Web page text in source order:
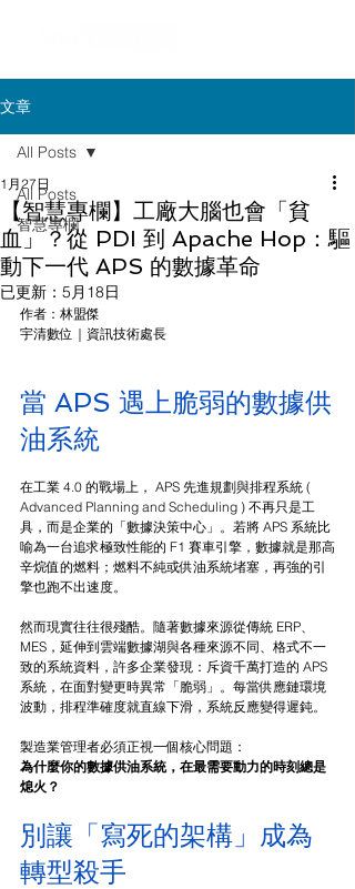
文章
All Posts
智慧專欄
All Posts
【智慧專欄】工廠大腦也會「貧
血」？從 PDI 到 Apache Hop：驅
動下一代 APS 的數據革命
1月27日
已更新： 5月18日
作者：林盟傑
宇清數位｜資訊技術處長
當 APS 遇上脆弱的數據供
油系統
在工業 4.0 的戰場上， APS 先進規劃與排程系統 (
Advanced Planning and Scheduling ) 不再只是工
具，而是企業的「數據決策中心」。若將 APS 系統比
喻為一台追求極致性能的 F1 賽車引擎，數據就是那高
辛烷值的燃料；燃料不純或供油系統堵塞，再強的引
擎也跑不出速度。
然而現實往往很殘酷。隨著數據來源從傳統 ERP、
MES，延伸到雲端數據湖與各種來源不同、格式不一
致的系統資料，許多企業發現：斥資千萬打造的 APS
系統，在面對變更時異常「脆弱」。每當供應鏈環境
波動，排程準確度就直線下滑，系統反應變得遲鈍。
製造業管理者必須正視一個核心問題：
為什麼你的數據供油系統，在最需要動力的時刻總是
熄火？
別讓「寫死的架構」成為
轉型殺手